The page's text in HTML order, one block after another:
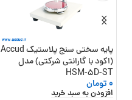
پایه سختی سنج پلاستیک Accud
(اکود با گارانتی شرکتی) مدل
HSM-5D-ST
0تومان
افزودن به سبد خرید